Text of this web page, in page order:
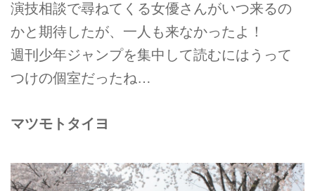
演技相談で尋ねてくる女優さんがいつ来るの
かと期待したが、一人も来なかったよ！
週刊少年ジャンプを集中して読むにはうって
つけの個室だったね…
マツモトタイヨ